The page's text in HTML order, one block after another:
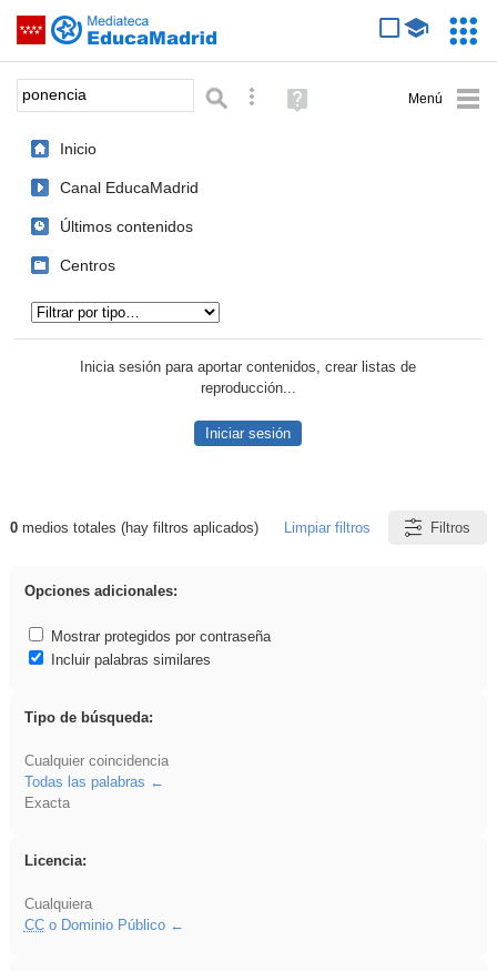
Saltar navegación
Palabra o frase: Búsqueda avanzada
Ayuda
(en
Inicio
Canal EducaMadrid
Últimos contenidos
Centros
Inicia sesión para aportar contenidos, crear listas de
reproducción...
Iniciar sesión
Resultados de: ponencia
0medios totales (hay filtros aplicados) Limpiar filtros Filtros
Opciones adicionales:
Mostrar protegidos por contraseña
Incluir palabras similares
Tipo de búsqueda:
Cualquier coincidencia
Todas las palabras
Exacta
Licencia:
Cualquiera
CCo Dominio Público